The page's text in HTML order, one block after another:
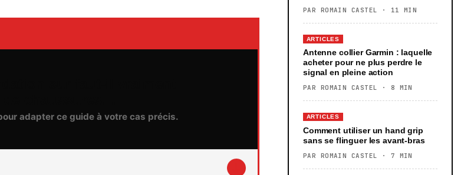
adapter ce guide à votre cas précis.
PAR ROMAIN CASTEL · 11 MIN
ARTICLES
Antenne collier Garmin : laquelle
acheter pour ne plus perdre le
signal en pleine action
PAR ROMAIN CASTEL · 8 MIN
ARTICLES
Comment utiliser un hand grip
sans se flinguer les avant-bras
PAR ROMAIN CASTEL · 7 MIN